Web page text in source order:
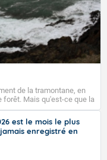
de la tramontane, en
forêt. Mais qu'est-ce que la
? La tramontane est un
à nord, ou ouest à nord-
la vallée de l’Aude et à
du latin trasmontanus,
montagneuses
est le mois le plus
enregistré en